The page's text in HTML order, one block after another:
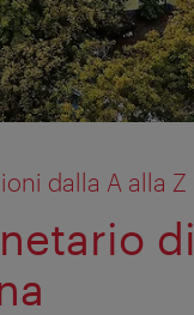
dalla A alla Z
di